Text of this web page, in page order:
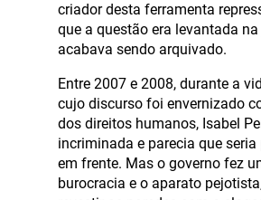
criador desta ferramenta
que a questão era levantada
acabava sendo arquivado.
Entre 2007 e 2008, durante a
cujo discurso foi envernizado
dos direitos humanos, Isabel
incriminada e parecia que
em frente. Mas o governo fez
burocracia e o aparato